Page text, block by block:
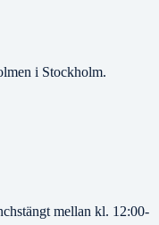
i Stockholm.
mellan kl. 12:00-